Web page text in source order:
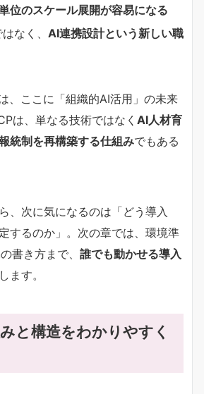
位のスケール展開が容易になる
なく、 AI連携設計という新しい職
、ここに「組織的AI活用」の未来
は、単なる技術ではなく AI人材育
統制を再構築する仕組みでもある
、次に気になるのは「どう導入
するのか」。次の章では、環境準
書き方まで、 誰でも動かせる導入
ます。
と構造をわかりやすく